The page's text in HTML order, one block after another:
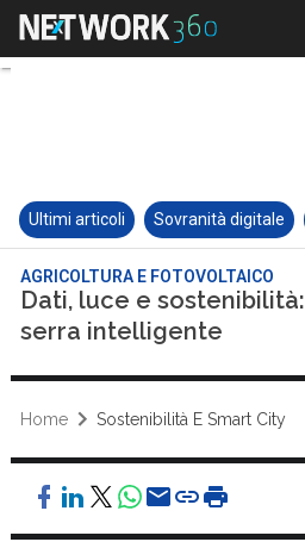
Ultimi articoli Sovranità digitale
AGRICOLTURA E FOTOVOLTAICO
Dati, luce e
serra intelligente
Home Sostenibilità E Smart City